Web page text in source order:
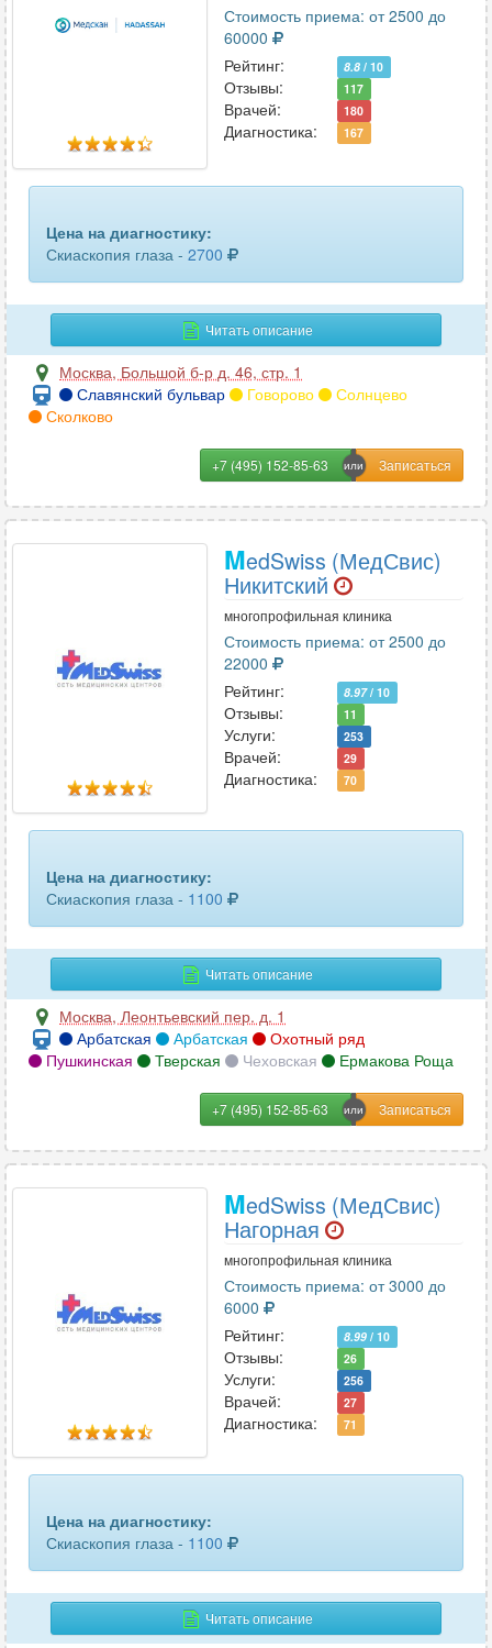
Эзофагогастродуоденоскопия (ЭФГДС) 101
Стоимость приема: от 2500 до
60000
Рейтинг:
8.8 / 10
Отзывы: 117
Врачей: 180
Диагностика: 167
Цена на диагностику:
Скиаскопия глаза - 2700
Читать описание
Москва, Большой б-р д. 46, стр. 1
Славянский бульвар
Говорово
Солнцево
Сколково
+7 (495) 152-85-63
MedSwiss (МедСвис)
Никитский
многопрофильная клиника
Стоимость приема: от 2500 до
22000
Рейтинг:
8.97/ 10
Отзывы: 11
Услуги: 253
Врачей: 29
Диагностика: 70
Цена на диагностику:
Скиаскопия глаза - 1100
Читать описание
Москва, Леонтьевский пер. д. 1
Арбатская
Арбатская
Охотный ряд
Пушкинская
Тверская Чеховская Ермакова Роща
+7 (495) 152-85-63
MedSwiss (МедСвис)
Нагорная
многопрофильная клиника
Стоимость приема: от 3000 до
6000
Рейтинг:
8.99 / 10
Отзывы: 26
Услуги: 256
Врачей: 27
Диагностика: 71
Цена на диагностику:
Скиаскопия глаза - 1100
Читать описание